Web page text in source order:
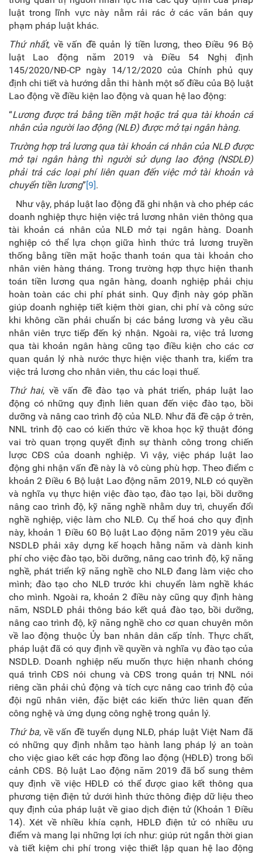
luật trong lĩnh vực này nằm rải rác ở các văn bản quy
phạm pháp luật khác.
Thứ nhất, về vấn đề quản lý tiền lương, theo Điều 96 Bộ
luật Lao động năm 2019 và Điều 54 Nghị định
145/2020/NĐ-CP ngày 14/12/2020 của Chính phủ quy
định chi tiết và hướng dẫn thi hành một số điều của Bộ luật
Lao động về điều kiện lao động và quan hệ lao động:
“Lương được trả bằng tiền mặt hoặc trả qua tài khoản cá
nhân của người lao động (NLĐ) được mở tại ngân hàng.
Trường hợp trả lương qua tài khoản cá nhân của NLĐ được
mở tại ngân hàng thì người sử dụng lao động (NSDLĐ)
phải trả các loại phí liên quan đến việc mở tài khoản và
chuyển tiền lương”[9].
Như vậy, pháp luật lao động đã ghi nhận và cho phép các
doanh nghiệp thực hiện việc trả lương nhân viên thông qua
tài khoản cá nhân của NLĐ mở tại ngân hàng. Doanh
nghiệp có thể lựa chọn giữa hình thức trả lương truyền
thống bằng tiền mặt hoặc thanh toán qua tài khoản cho
nhân viên hàng tháng. Trong trường hợp thực hiện thanh
toán tiền lương qua ngân hàng, doanh nghiệp phải chịu
hoàn toàn các chi phí phát sinh. Quy định này góp phần
giúp doanh nghiệp tiết kiệm thời gian, chi phí và công sức
khi không cần phải chuẩn bị các bảng lương và yêu cầu
nhân viên trực tiếp đến ký nhận. Ngoài ra, việc trả lương
qua tài khoản ngân hàng cũng tạo điều kiện cho các cơ
quan quản lý nhà nước thực hiện việc thanh tra, kiểm tra
việc trả lương cho nhân viên, thu các loại thuế.
Thứ hai, về vấn đề đào tạo và phát triển, pháp luật lao
động có những quy định liên quan đến việc đào tạo, bồi
dưỡng và nâng cao trình độ của NLĐ. Như đã đề cập ở trên,
NNL trình độ cao có kiến thức về khoa học kỹ thuật đóng
vai trò quan trọng quyết định sự thành công trong chiến
lược CĐS của doanh nghiệp. Vì vậy, việc pháp luật lao
động ghi nhận vấn đề này là vô cùng phù hợp. Theo điểm c
khoản 2 Điều 6 Bộ luật Lao động năm 2019, NLĐ có quyền
và nghĩa vụ thực hiện việc đào tạo, đào tạo lại, bồi dưỡng
nâng cao trình độ, kỹ năng nghề nhằm duy trì, chuyển đổi
nghề nghiệp, việc làm cho NLĐ. Cụ thể hoá cho quy định
này, khoản 1 Điều 60 Bộ luật Lao động năm 2019 yêu cầu
NSDLĐ phải xây dựng kế hoạch hằng năm và dành kinh
phí cho việc đào tạo, bồi dưỡng, nâng cao trình độ, kỹ năng
nghề, phát triển kỹ năng nghề cho NLĐ đang làm việc cho
mình; đào tạo cho NLĐ trước khi chuyển làm nghề khác
cho mình. Ngoài ra, khoản 2 điều này cũng quy định hàng
năm, NSDLĐ phải thông báo kết quả đào tạo, bồi dưỡng,
nâng cao trình độ, kỹ năng nghề cho cơ quan chuyên môn
về lao động thuộc Ủy ban nhân dân cấp tỉnh. Thực chất,
pháp luật đã có quy định về quyền và nghĩa vụ đào tạo của
NSDLĐ. Doanh nghiệp nếu muốn thực hiện nhanh chóng
quá trình CĐS nói chung và CĐS trong quản trị NNL nói
riêng cần phải chủ động và tích cực nâng cao trình độ của
đội ngũ nhân viên, đặc biệt các kiến thức liên quan đến
công nghệ và ứng dụng công nghệ trong quản lý.
Thứ ba, về vấn đề tuyển dụng NLĐ, pháp luật Việt Nam đã
có những quy định nhằm tạo hành lang pháp lý an toàn
cho việc giao kết các hợp đồng lao động (HĐLĐ) trong bối
cảnh CĐS. Bộ luật Lao động năm 2019 đã bổ sung thêm
quy định về việc HĐLĐ có thể được giao kết thông qua
phương tiện điện tử dưới hình thức thông điệp dữ liệu theo
quy định của pháp luật về giao dịch điện tử (Khoản 1 Điều
14). Xét về nhiều khía cạnh, HĐLĐ điện tử có nhiều ưu
điểm và mang lại những lợi ích như: giúp rút ngắn thời gian
và tiết kiệm chi phí trong việc thiết lập quan hệ lao động